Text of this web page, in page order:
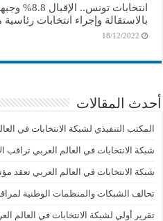
انتخابات
بالاستقالة وإجراء انتخابات رئاسية
18/12/2022
أحدث المقالات
المكتب التنفيذي لشبكة الانتخابات في
شبكة الانتخابات في العالم العربي تراقب
شبكة الانتخابات في العالم العربي تعقد
تحالف الشبكات والمنظمات الوطنية
تقرير أولي لشبكة الانتخابات في العالم